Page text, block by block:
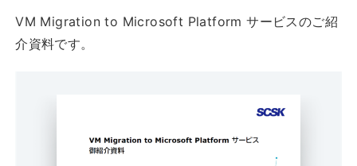
VM Migration to Microsoft Platform サービスのご紹
介資料です。